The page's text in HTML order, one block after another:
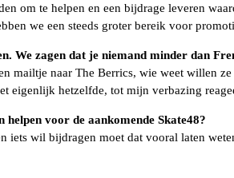
om te helpen en een bijdrage leveren
we een steeds groter bereik voor
We zagen dat je niemand minder dan
mailtje naar The Berrics, wie weet willen
eigenlijk hetzelfde, tot mijn verbazing
voor de aankomende Skate48?
iets wil bijdragen moet dat vooral laten